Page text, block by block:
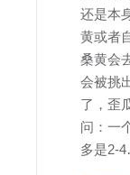
还是本
黄或者
桑黄会
会被挑
了，歪
问：一
多是2-